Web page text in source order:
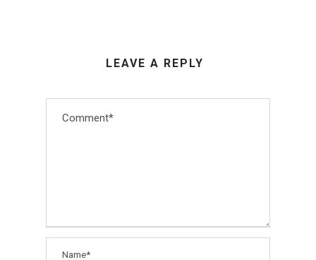
LEAVE A REPLY